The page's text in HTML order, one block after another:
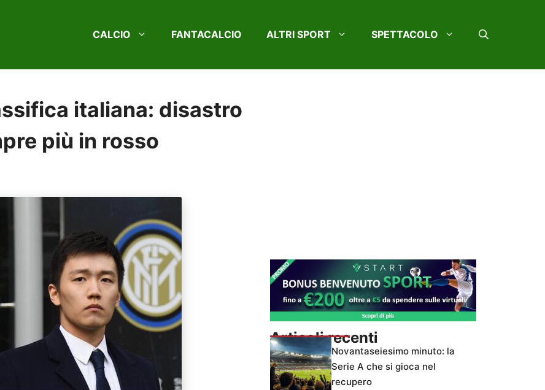
CALCIO FANTACALCIO ALTRI SPORT SPETTACOLO
italiana: disastro
più in rosso
Articoli recenti
Novantaseiesimo minuto: la
Serie A che si gioca nel
recupero